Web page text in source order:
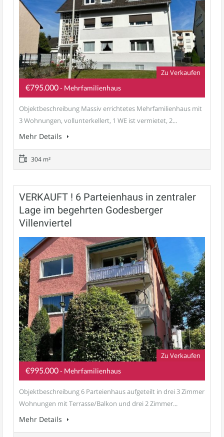
Zu Verkaufen
€795.000- Mehrfamilienhaus
Objektbeschreibung Massiv errichtetes Mehrfamilienhaus mit
3 Wohnungen, vollunterkellert, 1 WE ist vermietet, 2...
Mehr Details
304 m²
VERKAUFT ! 6 Parteienhaus in zentraler
Lage im begehrten Godesberger
Villenviertel
Zu Verkaufen
€995.000- Mehrfamilienhaus
Objektbeschreibung 6 Parteienhaus aufgeteilt in drei 3 Zimmer
Wohnungen mit Terrasse/Balkon und drei 2 Zimmer...
Mehr Details